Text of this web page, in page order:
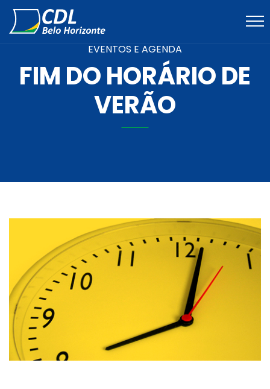
EVENTOS E AGENDA
FIM DO HORÁRIO DE
VERÃO